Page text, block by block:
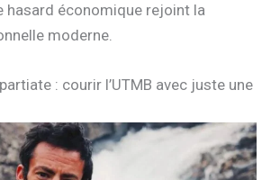
hasard économique rejoint la
moderne.
: courir l’UTMB avec juste une